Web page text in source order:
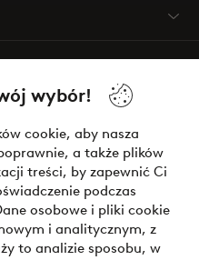
wybór!
cookie, aby nasza
a także plików
treści, by zapewnić Ci
podczas
osobowe i pliki cookie
i analitycznym, z
to analizie sposobu, w
teraz lub podziel się